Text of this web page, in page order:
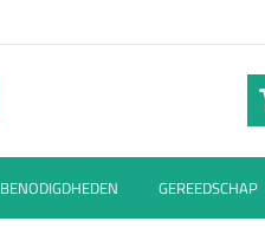
BENODIGDHEDEN GEREEDSCHAP